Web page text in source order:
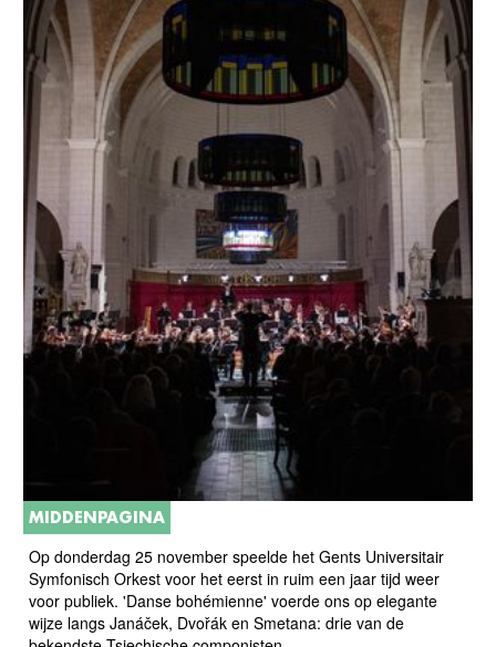
MIDDENPAGINA
Op donderdag 25 november speelde het Gents Universitair
Symfonisch Orkest voor het eerst in ruim een jaar tijd weer
voor publiek. 'Danse bohémienne' voerde ons op elegante
wijze langs Janáček, Dvořák en Smetana: drie van de